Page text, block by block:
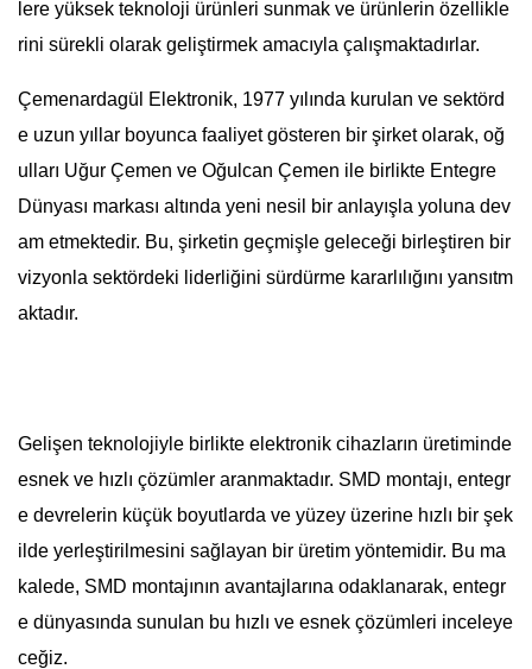
lere yüksek teknoloji ürünleri sunmak ve ürünlerin özellikle
rini sürekli olarak geliştirmek amacıyla çalışmaktadırlar.
Çemenardagül Elektronik, 1977 yılında kurulan ve sektörd
e uzun yıllar boyunca faaliyet gösteren bir şirket olarak, oğ
ulları Uğur Çemen ve Oğulcan Çemen ile birlikte Entegre
Dünyası markası altında yeni nesil bir anlayışla yoluna dev
am etmektedir. Bu, şirketin geçmişle geleceği birleştiren bir
vizyonla sektördeki liderliğini sürdürme kararlılığını yansıtm
aktadır.
Gelişen teknolojiyle birlikte elektronik cihazların üretiminde
esnek ve hızlı çözümler aranmaktadır. SMD montajı, entegr
e devrelerin küçük boyutlarda ve yüzey üzerine hızlı bir şek
ilde yerleştirilmesini sağlayan bir üretim yöntemidir. Bu ma
kalede, SMD montajının avantajlarına odaklanarak, entegr
e dünyasında sunulan bu hızlı ve esnek çözümleri inceleye
ceğiz.